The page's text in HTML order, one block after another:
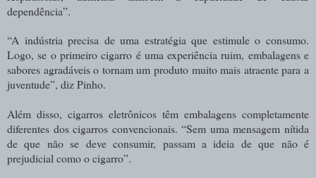
dependência”.
“A indústria precisa de uma estratégia que estimule o consumo.
Logo, se o primeiro cigarro é uma experiência ruim, embalagens e
sabores agradáveis o tornam um produto muito mais atraente para a
juventude”, diz Pinho.
Além disso, cigarros eletrônicos têm embalagens completamente
diferentes dos cigarros convencionais. “Sem uma mensagem nítida
de que não se deve consumir, passam a ideia de que não é
prejudicial como o cigarro”.